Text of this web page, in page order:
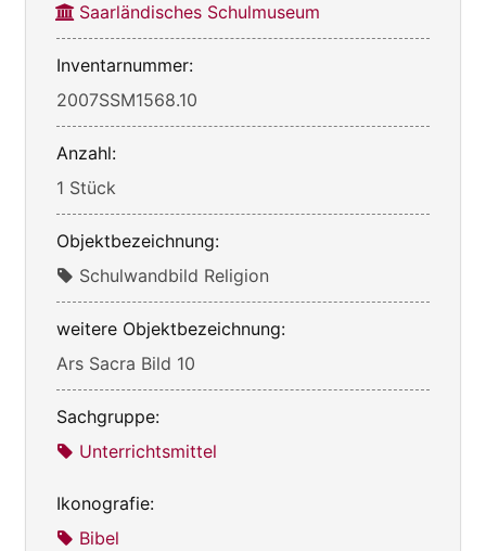
Saarländisches Schulmuseum
Inventarnummer:
2007SSM1568.10
Anzahl:
1 Stück
Objektbezeichnung:
Schulwandbild Religion
weitere Objektbezeichnung:
Ars Sacra Bild 10
Sachgruppe:
Unterrichtsmittel
Ikonografie:
Bibel